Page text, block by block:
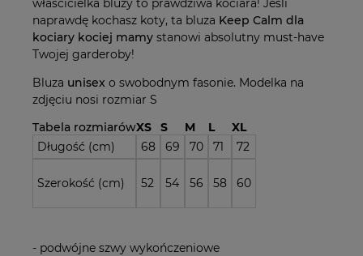
naprawdę kochasz koty, ta bluza Keep Calm dla
kociary kociej mamy stanowi absolutny must-have
Twojej garderoby!
Bluza unisex o swobodnym fasonie. Modelka na
zdjęciu nosi rozmiar S
Tabela rozmiarówXS S M L
XL
Długość (cm)
68 69 70 71 72
Szerokość (cm) 52 54 56 58 60
- podwójne szwy wykończeniowe